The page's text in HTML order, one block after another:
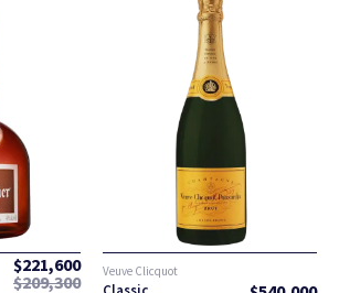
$221,600
$209,300 Veuve Clicquot